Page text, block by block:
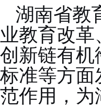
湖南省教
业教育改
创新链有机
标准等方面
范作用，为